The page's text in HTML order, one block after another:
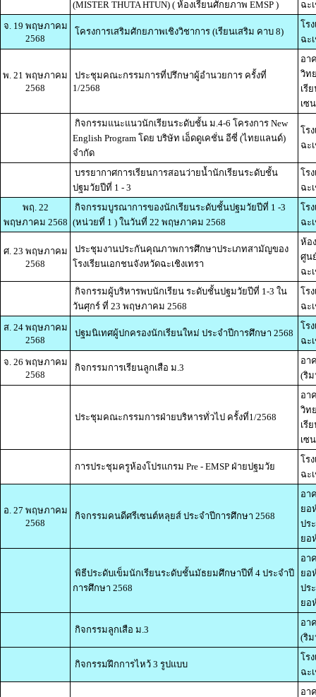
(MISTER THUTA HTUN) ( ห้องเรียนศักยภาพ EMSP )
ฉะ
จ. 19 พฤษภาคม
2568
โครงการเสริมศักยภาพเชิงวิชาการ (เรียนเสริม คาบ 8)
โร
ฉะ
พ. 21 พฤษภาคม
2568
ประชุมคณะกรรมการที่ปรึกษาผู้อำนวยการ ครั้งที่
1/2568
อา
วิท
เรี
เซ
กิจกรรมแนะแนวนักเรียนระดับชั้น ม.4-6 โครงการ New
English Program โดย บริษัท เอ็ดดูเคชั่น อีซี่ (ไทยแลนด์)
จำกัด
โร
ฉะ
บรรยากาศการเรียนการสอนว่ายน้ำนักเรียนระดับชั้น
ปฐมวัยปีที่ 1 - 3
โร
ฉะ
พฤ. 22
พฤษภาคม 2568
กิจกรรมบูรณาการของนักเรียนระดับชั้นปฐมวัยปีที่ 1 -3
(หน่วยที่ 1 ) ในวันที่ 22 พฤษภาคม 2568
โร
ฉะ
ศ. 23 พฤษภาคม
2568
ประชุมงานประกันคุณภาพการศึกษาประเภทสามัญของ
โรงเรียนเอกชนจังหวัดฉะเชิงเทรา
ห้อ
ศูน
ฉะ
กิจกรรมผู้บริหารพบนักเรียน ระดับชั้นปฐมวัยปีที่ 1-3 ใน
วันศุกร์ ที่ 23 พฤษภาคม 2568
โร
ฉะ
ส. 24 พฤษภาคม
2568
ปฐมนิเทศผู้ปกครองนักเรียนใหม่ ประจำปีการศึกษา 2568
โร
ฉะ
จ. 26 พฤษภาคม
2568
กิจกรรมการเรียนลูกเสือ ม.3
อา
(ริม
ประชุมคณะกรรมการฝ่ายบริหารทั่วไป ครั้งที่1/2568
อา
วิท
เรี
เซ
การประชุมครูห้องโปรแกรม Pre - EMSP ฝ่ายปฐมวัย
โร
ฉะ
อ. 27 พฤษภาคม
2568
กิจกรรมคนดีศรีเซนต์หลุยส์ ประจำปีการศึกษา 2568
อา
ยอ
ปร
ยอ
พิธีประดับเข็มนักเรียนระดับชั้นมัธยมศึกษาปีที่ 4 ประจำปี
การศึกษา 2568
อา
ยอ
ปร
ยอ
กิจกรรมลูกเสือ ม.3
อา
(ริม
กิจกรรมฝึกการไหว้ 3 รูปแบบ
โร
ฉะ
อา